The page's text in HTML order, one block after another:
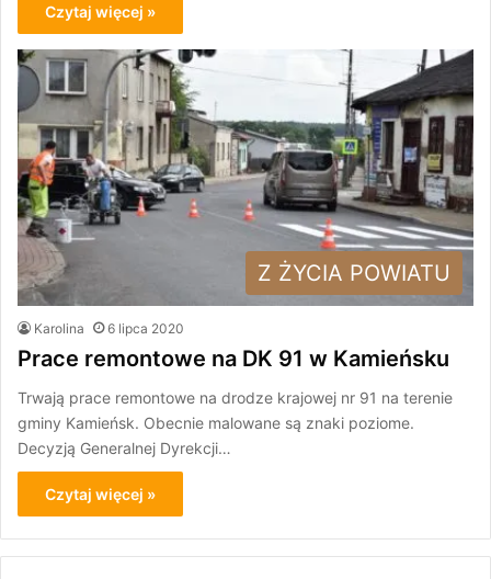
Czytaj więcej »
Z ŻYCIA POWIATU
Karolina 6 lipca 2020
Prace remontowe na DK 91 w Kamieńsku
Trwają prace remontowe na drodze krajowej nr 91 na terenie
gminy Kamieńsk. Obecnie malowane są znaki poziome.
Decyzją Generalnej Dyrekcji…
Czytaj więcej »